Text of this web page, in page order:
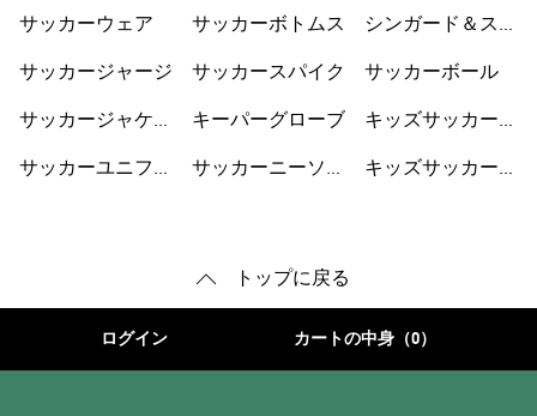
サッカーウェア
サッカージャージ
サッカージャケッ
サッカーユニフォ
サッカーボトムス
サッカースパイク
キーパーグローブ
サッカーニーソッ
シンガード＆スト
サッカーボール
キッズサッカーウ
キッズサッカーシ
トップに戻る
ログイン カートの中身（0）